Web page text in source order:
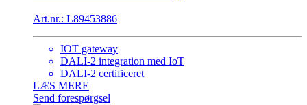
Art.nr.: L89453886
IOT gateway
DALI-2 integration med IoT
DALI-2 certificeret
LÆS MERE
Send forespørgsel